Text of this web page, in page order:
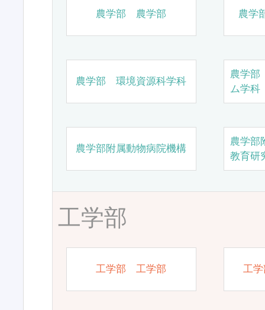
農学部 農学部 農学
農学部 環境資源科学科
農学
ム学科
農学部附属動物病院機構
農学部
教育研
工学部
工学部 工学部 工